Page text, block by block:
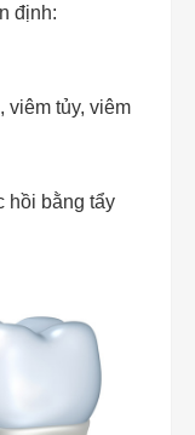
định:
viêm tủy, viêm
hồi bằng tẩy